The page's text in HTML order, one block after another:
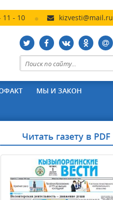
11 - 10 kizvesti@mail.ru
МЫ И ЗАКОН
Читать газету в PDF